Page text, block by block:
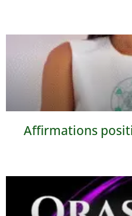
Affirmations